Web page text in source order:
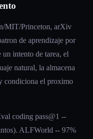
MIT/Princeton, arXiv
de aprendizaje por
intento de tarea, el
natural, la almacena
condiciona el proximo
coding pass@1 --
ALFWorld -- 97%